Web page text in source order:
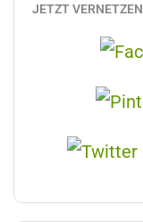
JETZT VERNETZEN